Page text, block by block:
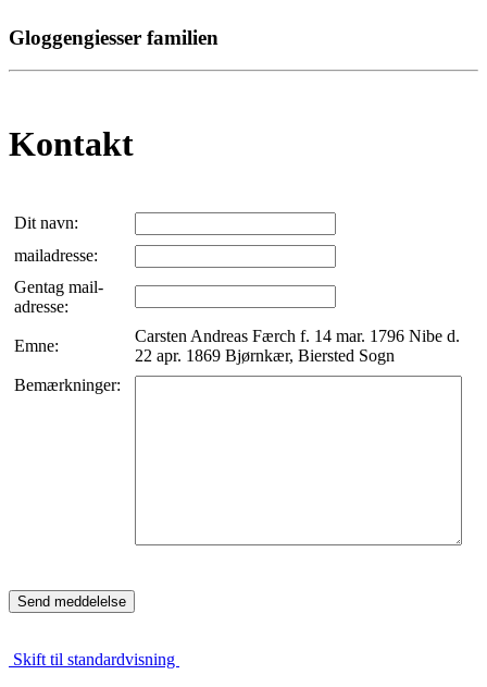
Gloggengiesser familien
Kontakt
Dit navn:
mailadresse:
Gentag mail-
adresse:
Emne:
Carsten Andreas Færch f. 14 mar. 1796 Nibe d.
22 apr. 1869 Bjørnkær, Biersted Sogn
Bemærkninger:
Skift til standardvisning